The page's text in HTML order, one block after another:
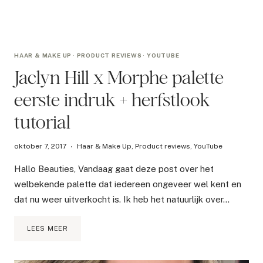
HAAR & MAKE UP · PRODUCT REVIEWS ·YOUTUBE
Jaclyn Hill x Morphe palette
eerste indruk + herfstlook
tutorial
oktober 7, 2017 Haar & Make Up,Product reviews,YouTube
Hallo Beauties, Vandaag gaat deze post over het
welbekende palette dat iedereen ongeveer wel kent en
dat nu weer uitverkocht is. Ik heb het natuurlijk over…
LEES MEER